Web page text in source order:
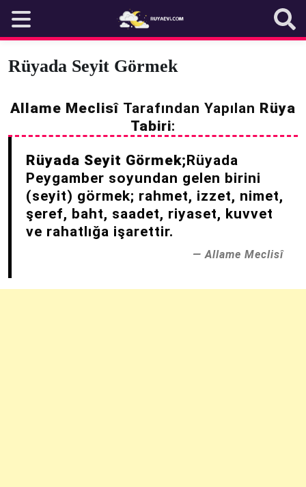
content
Rüyada Seyit Görmek
Allame Meclisî Tarafından Yapılan Rüya
Tabiri:
Rüyada Seyit Görmek;Rüyada
Peygamber soyundan gelen birini
(seyit) görmek; rahmet, izzet, nimet,
şeref, baht, saadet, riyaset, kuvvet
ve rahatlığa işarettir.
Allame Meclisî